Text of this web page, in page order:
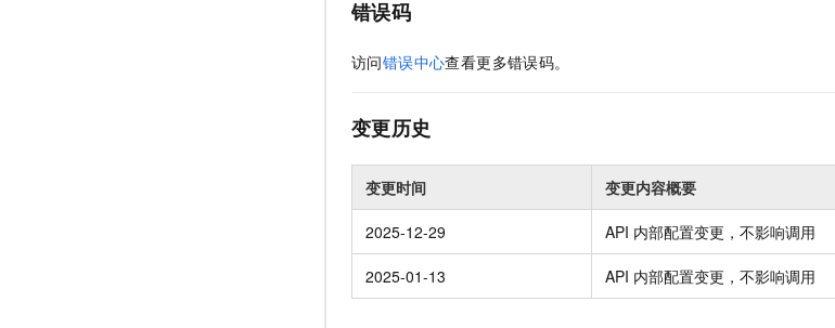
错误码
访问错误中心查看更多错误码。
变更历史
变更时间 变更内容概要
2025-12-29 API 内部配置变更，不影响调用
2025-01-13 API 内部配置变更，不影响调用